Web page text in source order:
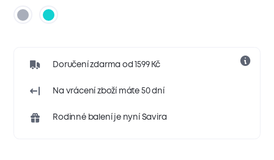
Doručení zdarma od 1599 Kč
Na vrácení zboží máte 50 dní
Rodinné balení je nyní Savira